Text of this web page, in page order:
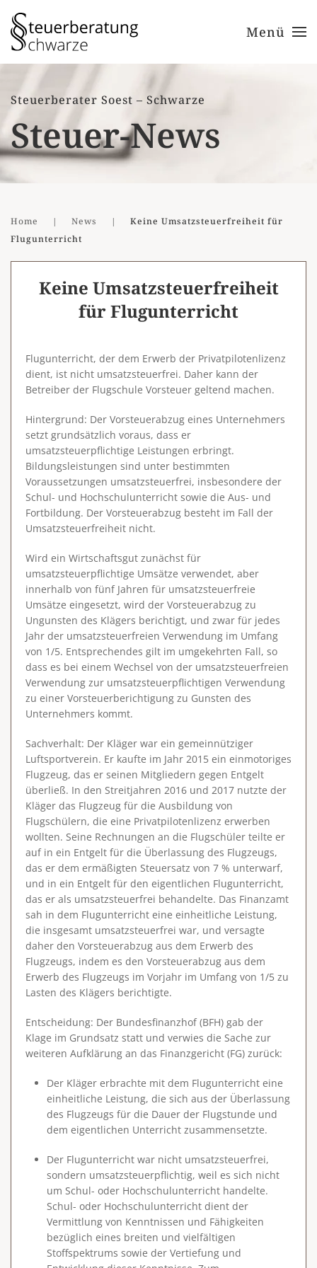
Zum Hauptinhalt springen Menü
Steuerberater Soest – Schwarze
Steuer-News
Home News
Keine Umsatzsteuerfreiheit für
Flugunterricht
Keine Umsatzsteuerfreiheit
für Flugunterricht
Flugunterricht, der dem Erwerb der Privatpilotenlizenz
dient, ist nicht umsatzsteuerfrei. Daher kann der
Betreiber der Flugschule Vorsteuer geltend machen.
Hintergrund: Der Vorsteuerabzug eines Unternehmers
setzt grundsätzlich voraus, dass er
umsatzsteuerpflichtige Leistungen erbringt.
Bildungsleistungen sind unter bestimmten
Voraussetzungen umsatzsteuerfrei, insbesondere der
Schul- und Hochschulunterricht sowie die Aus- und
Fortbildung. Der Vorsteuerabzug besteht im Fall der
Umsatzsteuerfreiheit nicht.
Wird ein Wirtschaftsgut zunächst für
umsatzsteuerpflichtige Umsätze verwendet, aber
innerhalb von fünf Jahren für umsatzsteuerfreie
Umsätze eingesetzt, wird der Vorsteuerabzug zu
Ungunsten des Klägers berichtigt, und zwar für jedes
Jahr der umsatzsteuerfreien Verwendung im Umfang
von 1/5. Entsprechendes gilt im umgekehrten Fall, so
dass es bei einem Wechsel von der umsatzsteuerfreien
Verwendung zur umsatzsteuerpflichtigen Verwendung
zu einer Vorsteuerberichtigung zu Gunsten des
Unternehmers kommt.
Sachverhalt: Der Kläger war ein gemeinnütziger
Luftsportverein. Er kaufte im Jahr 2015 ein einmotoriges
Flugzeug, das er seinen Mitgliedern gegen Entgelt
überließ. In den Streitjahren 2016 und 2017 nutzte der
Kläger das Flugzeug für die Ausbildung von
Flugschülern, die eine Privatpilotenlizenz erwerben
wollten. Seine Rechnungen an die Flugschüler teilte er
auf in ein Entgelt für die Überlassung des Flugzeugs,
das er dem ermäßigten Steuersatz von 7 % unterwarf,
und in ein Entgelt für den eigentlichen Flugunterricht,
das er als umsatzsteuerfrei behandelte. Das Finanzamt
sah in dem Flugunterricht eine einheitliche Leistung,
die insgesamt umsatzsteuerfrei war, und versagte
daher den Vorsteuerabzug aus dem Erwerb des
Flugzeugs, indem es den Vorsteuerabzug aus dem
Erwerb des Flugzeugs im Vorjahr im Umfang von 1/5 zu
Lasten des Klägers berichtigte.
Entscheidung: Der Bundesfinanzhof (BFH) gab der
Klage im Grundsatz statt und verwies die Sache zur
weiteren Aufklärung an das Finanzgericht (FG) zurück:
Der Kläger erbrachte mit dem Flugunterricht eine
einheitliche Leistung, die sich aus der Überlassung
des Flugzeugs für die Dauer der Flugstunde und
dem eigentlichen Unterricht zusammensetzte.
Der Flugunterricht war nicht umsatzsteuerfrei,
sondern umsatzsteuerpflichtig, weil es sich nicht
um Schul- oder Hochschulunterricht handelte.
Schul- oder Hochschulunterricht dient der
Vermittlung von Kenntnissen und Fähigkeiten
bezüglich eines breiten und vielfältigen
Stoffspektrums sowie der Vertiefung und